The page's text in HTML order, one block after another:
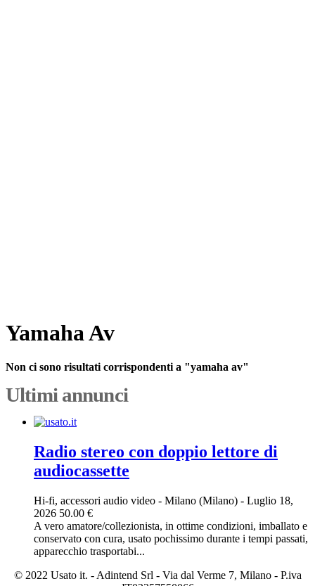
Yamaha Av
Non ci sono risultati corrispondenti a "yamaha av"
Ultimi annunci
Radio stereo con doppio lettore di
audiocassette
Hi-fi, accessori audio video - Milano (Milano) - Luglio 18,
2026 50.00 €
A vero amatore/collezionista, in ottime condizioni, imballato e
conservato con cura, usato pochissimo durante i tempi passati,
apparecchio trasportabi...
© 2022 Usato it. - Adintend Srl - Via dal Verme 7, Milano - P.iva